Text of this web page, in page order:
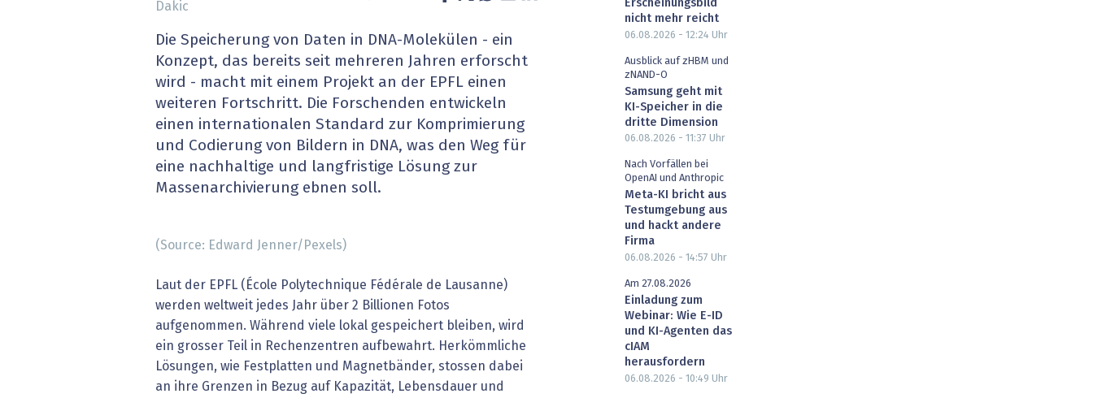
Blockchain
EU-DSGVO
XaaS, Managed Services & Co.
Digital Banking
Artificial Intelligence
Finance 2030
Fintech & Insurtech
Professional AV & Digital Signage
Dakic
Die Speicherung von Daten in DNA-Molekülen - ein
Konzept, das bereits seit mehreren Jahren erforscht
wird - macht mit einem Projekt an der EPFL einen
weiteren Fortschritt. Die Forschenden entwickeln
einen internationalen Standard zur Komprimierung
und Codierung von Bildern in DNA, was den Weg für
eine nachhaltige und langfristige Lösung zur
Massenarchivierung ebnen soll.
(Source: Edward Jenner/Pexels)
Laut der EPFL (École Polytechnique Fédérale de Lausanne)
werden weltweit jedes Jahr über 2 Billionen Fotos
aufgenommen. Während viele lokal gespeichert bleiben, wird
ein grosser Teil in Rechenzentren aufbewahrt. Herkömmliche
Lösungen, wie Festplatten und Magnetbänder, stossen dabei
an ihre Grenzen in Bezug auf Kapazität, Lebensdauer und
Erscheinungsbild
nicht mehr reicht
06.08.2026 - 12:24 Uhr
Ausblick auf zHBM und
zNAND-O
Samsung geht mit
KI-Speicher in die
dritte Dimension
06.08.2026 - 11:37 Uhr
Nach Vorfällen bei
OpenAI und Anthropic
Meta-KI bricht aus
Testumgebung aus
und hackt andere
Firma
06.08.2026 - 14:57 Uhr
Am 27.08.2026
Einladung zum
Webinar: Wie E-ID
und KI-Agenten das
cIAM
herausfordern
06.08.2026 - 10:49 Uhr